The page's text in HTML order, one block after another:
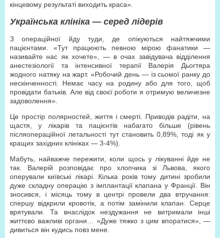
кінцевому результаті виходить краса».
Українська клініка — серед лідерів
З операційної йду туди, де опікуються найтяжчими
пацієнтами. «Тут працюють певною мірою фанатики —
називайте нас як хочете», — в очах завідувача відділення
анестезіології та інтенсивної терапії Валерія Дьогтяра
жодного натяку на жарт. «Робочий день — із сьомої ранку до
нескінченності. Немає часу на родину або для того, щоб
провідати батьків. Але від своєї роботи я отримую величезне
задоволення».
Це простір полярностей, життя і смерті. Приводів радіти, на
щастя, у лікарів та пацієнтів набагато більше (рівень
післяопераційної летальності тут становить 0,89%, тоді як у
кращих західних клініках — 3-4%).
Мабуть, найважче пережити, коли щось у лікуванні йде не
так. Валерій розповідає про хлопчика зі Львова, якого
оперували київські лікарі. Кілька років тому дитині зробили
дуже складну операцію з імплантації клапана у Франції. Він
зносився, і місяць тому в центрі провели два втручання:
спершу відкрили кровотік, а потім замінили клапан. Серце
врятували. Та внаслідок нездужання не витримали інші
життєво важливі органи… «Дуже тяжко з цим впоратися», —
дивиться він кудись повз мене.